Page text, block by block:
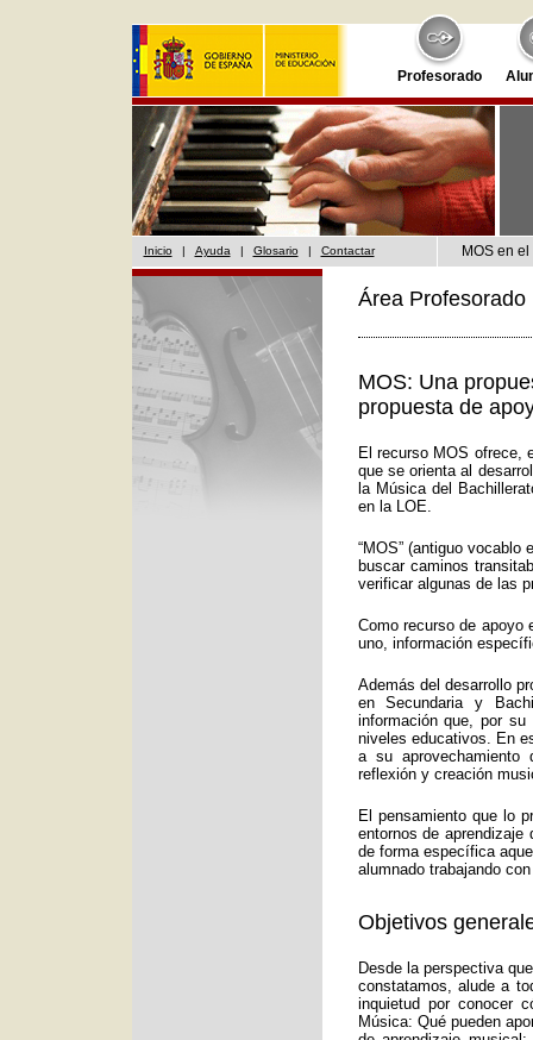
Profesorado
Inicio | Ayuda | Glosario | Contactar MOS en
Área
MOS: Una
propuesta de
El recurso MOS ofrece,
que se orienta al
la Música del
en la LOE.
“MOS” (antiguo
buscar caminos
verificar algunas de las
Como recurso de
uno, información
Además del desarrollo
en Secundaria y
información que, por
niveles educativos. En
a su aprovechamiento
reflexión y creación
El pensamiento que lo
entornos de aprendizaje
de forma específica
alumnado trabajando
Objetivos
Desde la perspectiva
constatamos, alude a
inquietud por conocer
Música: Qué pueden